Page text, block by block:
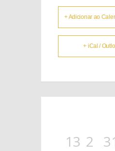
+ Adicionar ao
+ iCal /
13 2